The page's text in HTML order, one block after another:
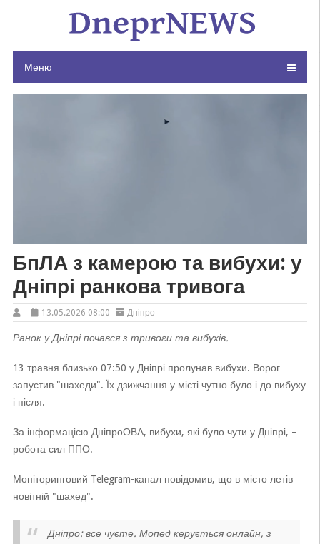
Меню
БпЛА з камерою та вибухи: у
Дніпрі ранкова тривога
13.05.2026 08:00 Дніпро
Ранок у Дніпрі почався з тривоги та вибухів.
13 травня близько 07:50 у Дніпрі пролунав вибухи. Ворог
запустив "шахеди". Їх дзижчання у місті чутно було і до вибуху
і після.
За інформацією ДніпроОВА, вибухи, які було чути у Дніпрі, –
робота сил ППО.
Моніторинговий Telegram-канал повідомив, що в місто летів
новітній "шахед".
Дніпро: все чуєте. Мопед керується онлайн, з